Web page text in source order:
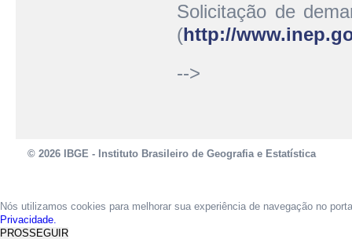
Solicitação de
(http://
-->
© 2026 IBGE - Instituto Brasileiro de Geografia e Estatística
Nós utilizamos cookies para melhorar sua experiência de navegação no
Privacidade.
PROSSEGUIR